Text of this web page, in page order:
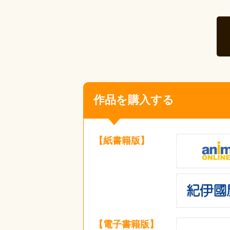
作品を購入する
【紙書籍版】
【電子書籍版】